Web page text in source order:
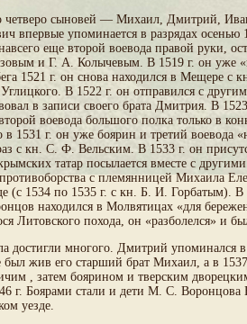
сыновей — Михаил, Дмитрий,
впервые упоминается в разрядах
еще второй воевода правой
и Г. А. Колычевым. В 1519 г. он уже
1521 г. он снова находился в Мещере
В 1522 г. он отправился с
в записи своего брата Дмитрия. В
воевода большого полка только в
1531 г. он уже боярин и третий
с кн. С. Ф. Вельским. В 1533 г. он
татар посылается вместе с
с племянницей Михаила
(с 1534 по 1535 г. с кн. Б. И. Горбатым).
находился в Молвятицах «для
Литовского похода, он «разболелся» и
достигли многого. Дмитрий упоминался
жив его старший брат Михаил, а в
, затем боярином и тверским
г. Боярами стали и дети М. С.
уезде.